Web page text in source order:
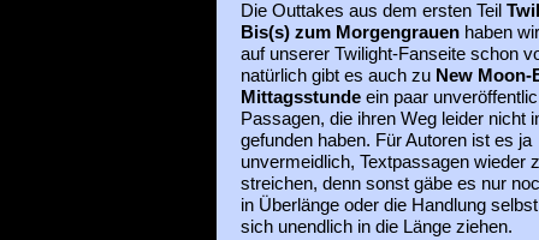
Die Outtakes aus dem ersten Teil
Bis(s) zum Morgengrauenhaben
auf unserer Twilight-Fanseite schon
natürlich gibt es auch zu New Moon-
Mittagsstundeein paar
Passagen, die ihren Weg leider nicht
gefunden haben. Für Autoren ist es ja
unvermeidlich, Textpassagen wieder
streichen, denn sonst gäbe es nur
in Überlänge oder die Handlung
sich unendlich in die Länge ziehen.